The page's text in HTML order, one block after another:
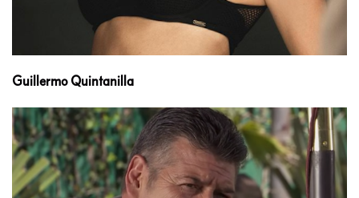
Guillermo Quintanilla